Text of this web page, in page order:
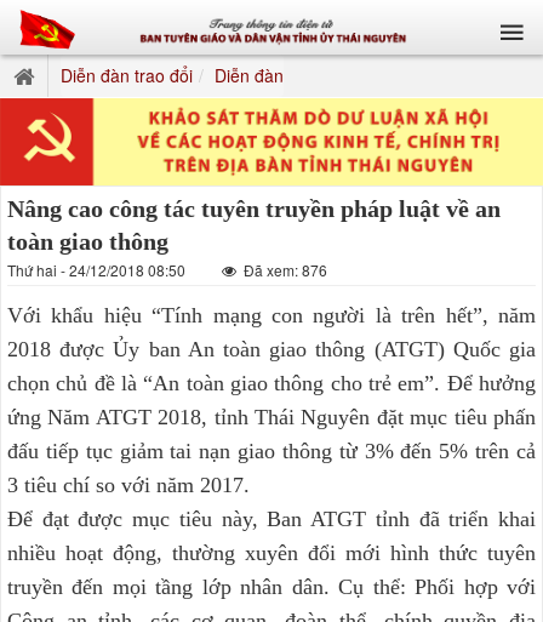
Diễn đàn trao đổi Diễn đàn
Nâng cao công tác tuyên truyền pháp luật về an
toàn giao thông
Thứ hai - 24/12/2018 08:50 Đã xem: 876
Với khẩu hiệu “Tính mạng con người là trên hết”, năm
2018 được Ủy ban An toàn giao thông (ATGT) Quốc gia
chọn chủ đề là “An toàn giao thông cho trẻ em”. Để hưởng
ứng Năm ATGT 2018, tỉnh Thái Nguyên đặt mục tiêu phấn
đấu tiếp tục giảm tai nạn giao thông từ 3% đến 5% trên cả
3 tiêu chí so với năm 2017.
Để đạt được mục tiêu này, Ban ATGT tỉnh đã triển khai
nhiều hoạt động, thường xuyên đổi mới hình thức tuyên
truyền đến mọi tầng lớp nhân dân. Cụ thể: Phối hợp với